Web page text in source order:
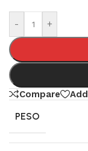
- +
Compare
PESO